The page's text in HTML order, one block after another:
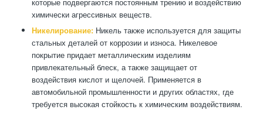
химически агрессивных веществ.
Никелирование:Никель также используется для защиты
стальных деталей от коррозии и износа. Никелевое
покрытие придает металлическим изделиям
привлекательный блеск, а также защищает от
воздействия кислот и щелочей. Применяется в
автомобильной промышленности и других областях, где
требуется высокая стойкость к химическим воздействиям.